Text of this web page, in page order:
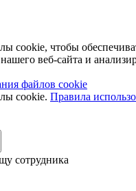
cookie, чтобы
веб-сайта и
файлов cookie
cookie. Правила
сотрудника